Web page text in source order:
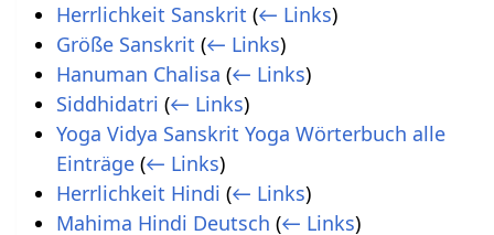
Herrlichkeit Sanskrit (← Links)
Größe Sanskrit (← Links)
Hanuman Chalisa (← Links)
Siddhidatri (← Links)
Yoga Vidya Sanskrit Yoga Wörterbuch alle
Einträge (← Links)
Herrlichkeit Hindi (← Links)
Mahima Hindi Deutsch (← Links)